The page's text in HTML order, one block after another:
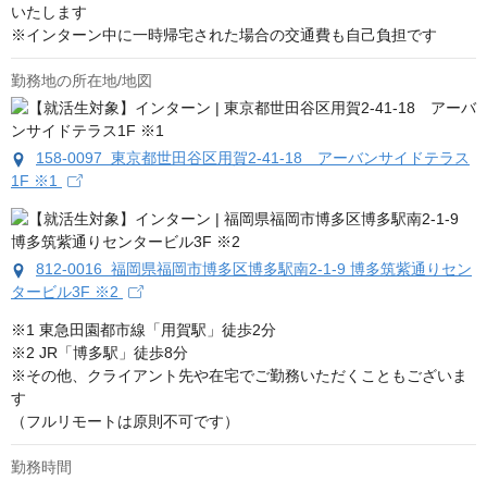
いたします
※インターン中に一時帰宅された場合の交通費も自己負担です
勤務地の所在地/地図
158-0097 東京都世田谷区用賀2-41-18 アーバンサイドテラス
1F ※1
812-0016 福岡県福岡市博多区博多駅南2-1-9 博多筑紫通りセン
タービル3F ※2
※1 東急田園都市線「用賀駅」徒歩2分
※2 JR「博多駅」徒歩8分
※その他、クライアント先や在宅でご勤務いただくこともございま
す
（フルリモートは原則不可です）
勤務時間